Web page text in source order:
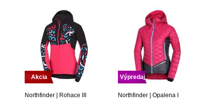
Akcia
Northfinder | Rohace III
Výpredaj
Northfinder | Opalena I